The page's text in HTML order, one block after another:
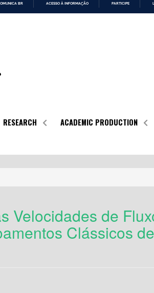
BR ACESSO À INFORMAÇÃO PARTICIPE
RESEARCH ACADEMIC PRODUCTION
Velocidades de
Clássicos